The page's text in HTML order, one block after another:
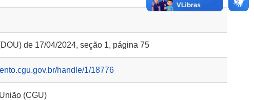
de 17/04/2024, seção 1, página 75
handle/1/18776
(CGU)